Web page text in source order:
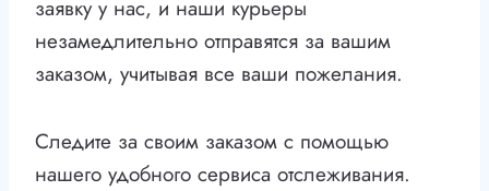
заявку у нас, и наши курьеры
незамедлительно отправятся за вашим
заказом, учитывая все ваши пожелания.
Следите за своим заказом с помощью
нашего удобного сервиса отслеживания.